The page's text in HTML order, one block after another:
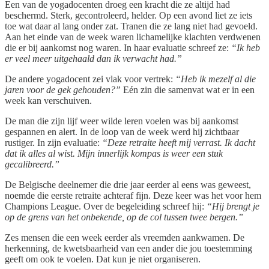
Een van de yogadocenten droeg een kracht die ze altijd had
beschermd. Sterk, gecontroleerd, helder. Op een avond liet ze iets
toe wat daar al lang onder zat. Tranen die ze lang niet had gevoeld.
Aan het einde van de week waren lichamelijke klachten verdwenen
die er bij aankomst nog waren. In haar evaluatie schreef ze: “Ik heb
er veel meer uitgehaald dan ik verwacht had.”
De andere yogadocent zei vlak voor vertrek: “Heb ik mezelf al die
jaren voor de gek gehouden?” Eén zin die samenvat wat er in een
week kan verschuiven.
De man die zijn lijf weer wilde leren voelen was bij aankomst
gespannen en alert. In de loop van de week werd hij zichtbaar
rustiger. In zijn evaluatie: “Deze retraite heeft mij verrast. Ik dacht
dat ik alles al wist. Mijn innerlijk kompas is weer een stuk
gecalibreerd.”
De Belgische deelnemer die drie jaar eerder al eens was geweest,
noemde die eerste retraite achteraf fijn. Deze keer was het voor hem
Champions League. Over de begeleiding schreef hij: “Hij brengt je
op de grens van het onbekende, op de col tussen twee bergen.”
Zes mensen die een week eerder als vreemden aankwamen. De
herkenning, de kwetsbaarheid van een ander die jou toestemming
geeft om ook te voelen. Dat kun je niet organiseren.